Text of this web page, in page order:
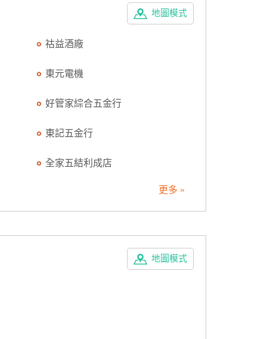
地圖模式
祜益酒廠
東元電機
好管家綜合五金行
東記五金行
全家五結利成店
更多 »
地圖模式